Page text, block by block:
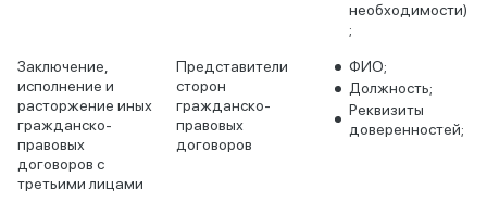
необходимости)
;
Заключение,
исполнение и
расторжение иных
гражданско-
правовых
договоров с
третьими лицами
Представители
сторон
гражданско-
правовых
договоров
ФИО;
Должность;
Реквизиты
доверенностей;